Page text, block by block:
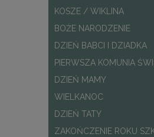
KOSZE / WIKLINA
BOŻE NARODZENIE
DZIEŃ BABCI I DZIADKA
PIERWSZA KOMUNIA
DZIEŃ MAMY
WIELKANOC
DZIEŃ TATY
ZAKOŃCZENIE ROKU